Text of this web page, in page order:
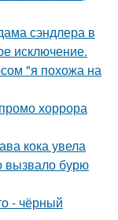
сэндлера в
исключение.
"я похожа на
хоррора
кока увела
вызвало бурю
- чёрный